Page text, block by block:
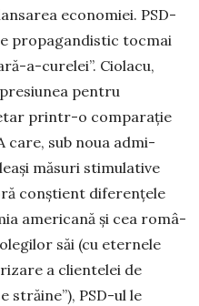
economiei. PSD-
pro­pagandistic tocmai
a-cu­relei”. Ciolacu,
pentru
printr-o com­parație
care, sub noua ad­mi­
măsuri stimulative
conștient diferențele
americană și cea ro­mâ­
săi (cu eternele
a clientelei de
străine”), PSD-ul le